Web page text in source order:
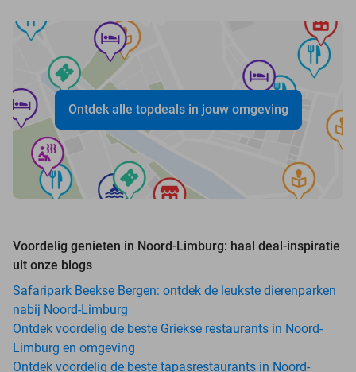
Ontdek alle topdeals in jouw omgeving
Voordelig genieten in Noord-Limburg: haal deal-inspiratie
uit onze blogs
Safaripark Beekse Bergen: ontdek de leukste dierenparken
nabij Noord-Limburg
Ontdek voordelig de beste Griekse restaurants in Noord-
Limburg en omgeving
Ontdek voordelig de beste tapasrestaurants in Noord-